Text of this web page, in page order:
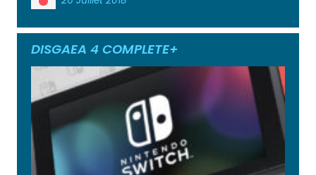
DISGAEA 4 COMPLETE+